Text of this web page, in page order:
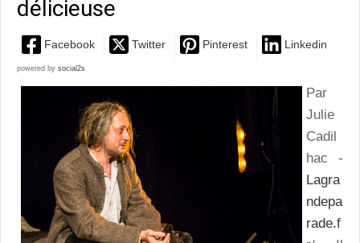
délicieuse
Facebook Twitter Pinterest Linkedin
powered by social2s
Par
Julie
Cadil
hac -
Lagra
ndepa
rade.f